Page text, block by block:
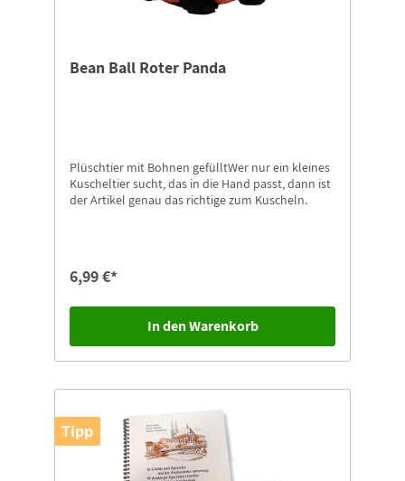
Bean Ball Roter Panda
Plüschtier mit Bohnen gefülltWer nur ein kleines
Kuscheltier sucht, das in die Hand passt, dann ist
der Artikel genau das richtige zum Kuscheln.
6,99 €*
In den Warenkorb
Tipp